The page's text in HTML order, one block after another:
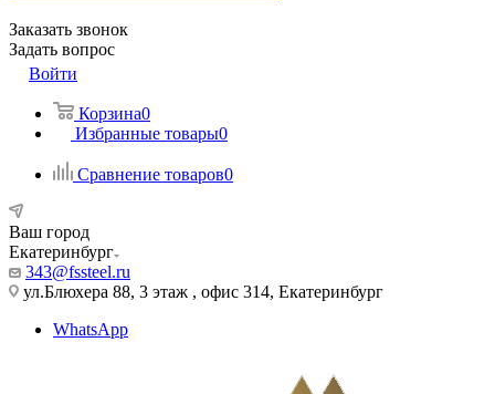
Заказать звонок
Задать вопрос
Войти
Корзина0
Избранные товары0
Сравнение товаров0
Ваш город
Екатеринбург
343@fssteel.ru
ул.Блюхера 88, 3 этаж , офис 314, Екатеринбург
WhatsApp